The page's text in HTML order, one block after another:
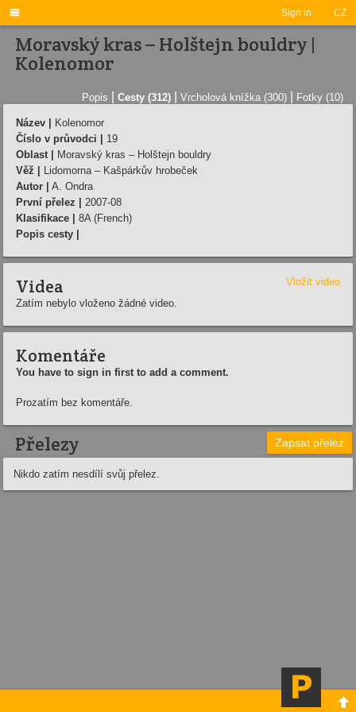
Sign in CZ

Moravský kras – Holštejn bouldry |
Kolenomor
Popis Cesty (312) Vrcholová knížka (300) Fotky (10)
Název |
Kolenomor
Číslo v průvodci |
19
Oblast |
Moravský kras – Holštejn bouldry
Věž |
Lidomorna – Kašpárkův hrobeček
Autor |
A. Ondra
První přelez |
2007-08
Klasifikace |
8A (French)
Popis cesty |
Videa
Vložit video
Zatím nebylo vloženo žádné video.
Komentáře
You have to sign in first to add a comment.
Prozatím bez komentáře.
Přelezy Zapsat přelez
Nikdo zatím nesdílí svůj přelez.
